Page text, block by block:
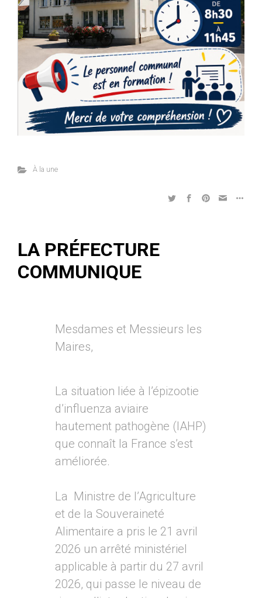
À la une
LA PRÉFECTURE
COMMUNIQUE
Mesdames et Messieurs les
Maires,
La situation liée à l’épizootie
d’influenza aviaire
hautement pathogène (IAHP)
que connaît la France s’est
améliorée.
La Ministre de l’Agriculture
et de la Souveraineté
Alimentaire a pris le 21 avril
2026 un arrêté ministériel
applicable à partir du 27 avril
2026, qui passe le niveau de